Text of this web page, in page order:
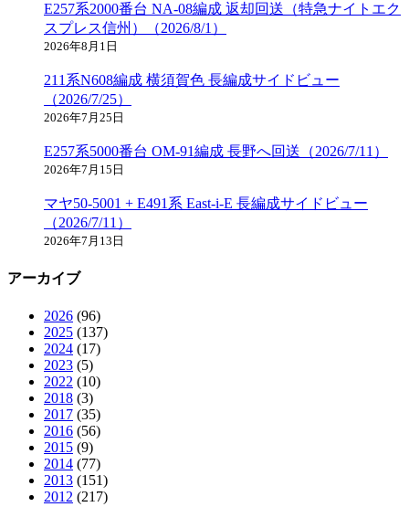
E257系2000番台 NA-08編成 返却回送（特急ナイトエク
スプレス信州）（2026/8/1）
2026年8月1日
211系N608編成 横須賀色 長編成サイドビュー
（2026/7/25）
2026年7月25日
E257系5000番台 OM-91編成 長野へ回送（2026/7/11）
2026年7月15日
マヤ50-5001 + E491系 East-i-E 長編成サイドビュー
（2026/7/11）
2026年7月13日
アーカイブ
2026 (96)
2025 (137)
2024 (17)
2023 (5)
2022 (10)
2018 (3)
2017 (35)
2016 (56)
2015 (9)
2014 (77)
2013 (151)
2012 (217)